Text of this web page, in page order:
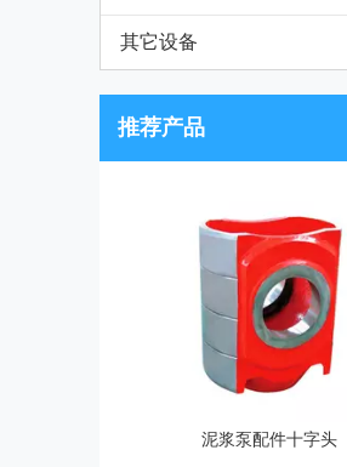
其它设备
推荐产品
泥浆泵配件十字头